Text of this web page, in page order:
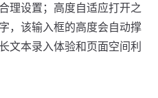
理设置；高度自适应打开之
，该输入框的高度会自动撑
文本录入体验和页面空间利